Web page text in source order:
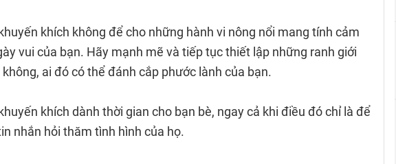
khích không để cho những hành vi nông nổi mang tính cảm
vui của bạn. Hãy mạnh mẽ và tiếp tục thiết lập những ranh giới
không, ai đó có thể đánh cắp phước lành của bạn.
khích dành thời gian cho bạn bè, ngay cả khi điều đó chỉ là để
nhắn hỏi thăm tình hình của họ.